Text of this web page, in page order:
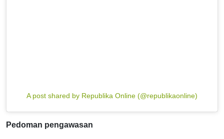
A post shared by Republika Online (@republikaonline)
Pedoman pengawasan